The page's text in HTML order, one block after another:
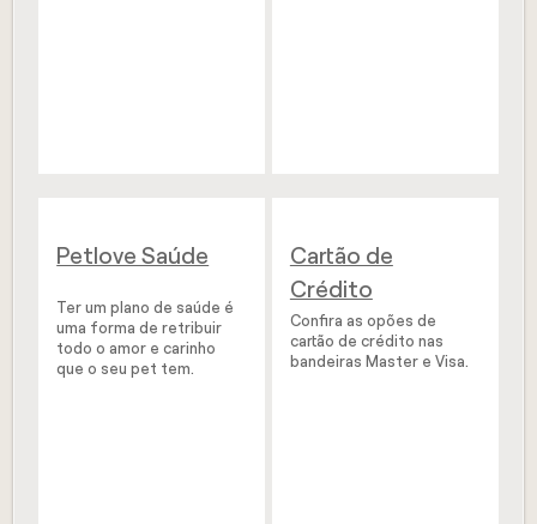
Petlove Saúde
Ter um plano de saúde é
uma forma de retribuir
todo o amor e carinho
que o seu pet tem.
Cartão de
Crédito
Confira as opões de
cartão de crédito nas
bandeiras Master e Visa.